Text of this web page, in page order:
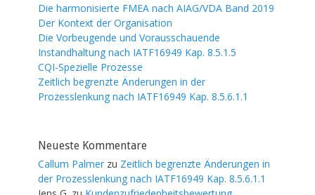
Die harmonisierte FMEA nach AIAG/VDA Band 2019
Der Kontext der Organisation
Die Vorbeugende und Vorausschauende
Instandhaltung nach IATF16949 Kap. 8.5.1.5
CQI-Spezielle Prozesse
Zeitlich begrenzte Änderungen in der
Prozesslenkung nach IATF16949 Kap. 8.5.6.1.1
Neueste Kommentare
Callum Palmer zu Zeitlich begrenzte Änderungen in
der Prozesslenkung nach IATF16949 Kap. 8.5.6.1.1